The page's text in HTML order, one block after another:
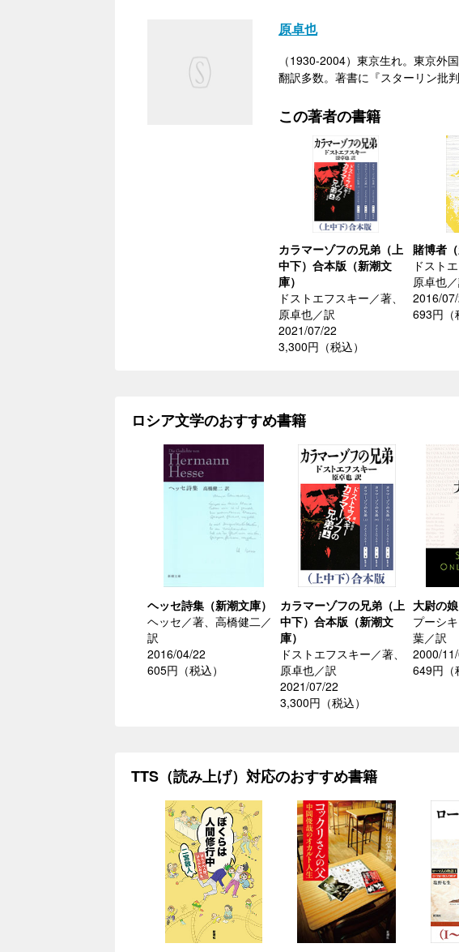
原卓也
（1930-2004）東京生れ。東京外
翻訳多数。著書に『スターリン批
この著者の書籍
カラマーゾフの兄弟（上
中下）合本版（新潮文
庫）
ドストエフスキー／著、
原卓也／訳
2021/07/22
3,300円（税込）
賭博者（
ドスト
原卓也
2016/
693円（
ロシア文学のおすすめ書籍
ヘッセ詩集（新潮文庫）
ヘッセ／著、高橋健二／
訳
2016/04/22
605円（税込）
カラマーゾフの兄弟（上
中下）合本版（新潮文
庫）
ドストエフスキー／著、
原卓也／訳
2021/07/22
3,300円（税込）
大尉の
プーシ
葉／訳
2000/
649円（
TTS（読み上げ）対応のおすすめ書籍